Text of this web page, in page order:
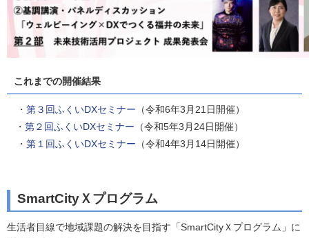
これまでの開催結果
・ 第３回ふくいDXセミナー （令和6年3月21日開催）
・ 第２回ふくいDXセミナー （令和5年3月24日開催）
・ 第１回ふくいDXセミナー （令和4年3月14日開催）
SmartCityＸプログラム
生活者目線で地域課題の解決を目指す「SmartCityＸプログラム」に